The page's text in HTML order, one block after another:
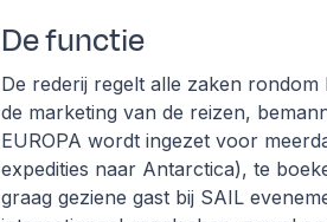
De functie
De rederij regelt alle zaken
de marketing van de reizen,
EUROPA wordt ingezet voor
expedities naar Antarctica), te
graag geziene gast bij SAIL